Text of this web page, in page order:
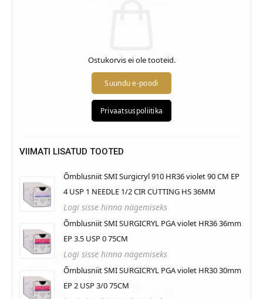
Ostukorvis ei ole tooteid.
VIIMATI LISATUD TOOTED
Õmblusniit SMI Surgicryl 910 HR36 violet 90 CM EP
4 USP 1 NEEDLE 1/2 CIR CUTTING HS 36MM
Logi sisse hinna nägemiseks
Õmblusniit SMI SURGICRYL PGA violet HR36 36mm
EP 3.5 USP 0 75CM
Logi sisse hinna nägemiseks
Õmblusniit SMI SURGICRYL PGA violet HR30 30mm
EP 2 USP 3/0 75CM